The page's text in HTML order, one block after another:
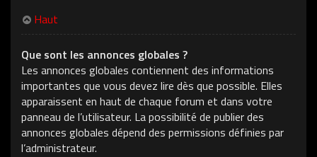
Haut
Que sont les annonces globales ?
Les annonces globales contiennent des informations
importantes que vous devez lire dès que possible. Elles
apparaissent en haut de chaque forum et dans votre
panneau de l’utilisateur. La possibilité de publier des
annonces globales dépend des permissions définies par
l’administrateur.